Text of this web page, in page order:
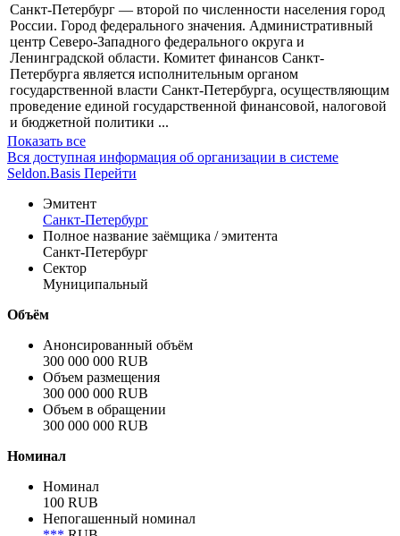
Санкт-Петербург — второй по численности населения город
России. Город федерального значения. Административный
центр Северо-Западного федерального округа и
Ленинградской области. Комитет финансов Санкт-
Петербурга является исполнительным органом
государственной власти Санкт-Петербурга, осуществляющим
проведение единой государственной финансовой, налоговой
и бюджетной политики ...
Показать все
Вся доступная информация об организации в системе
Seldon.Basis Перейти
Эмитент
Санкт-Петербург
Полное название заёмщика / эмитента
Санкт-Петербург
Сектор
Муниципальный
Объём
Анонсированный объём
300 000 000 RUB
Объем размещения
300 000 000 RUB
Объем в обращении
300 000 000 RUB
Номинал
Номинал
100 RUB
Непогашенный номинал